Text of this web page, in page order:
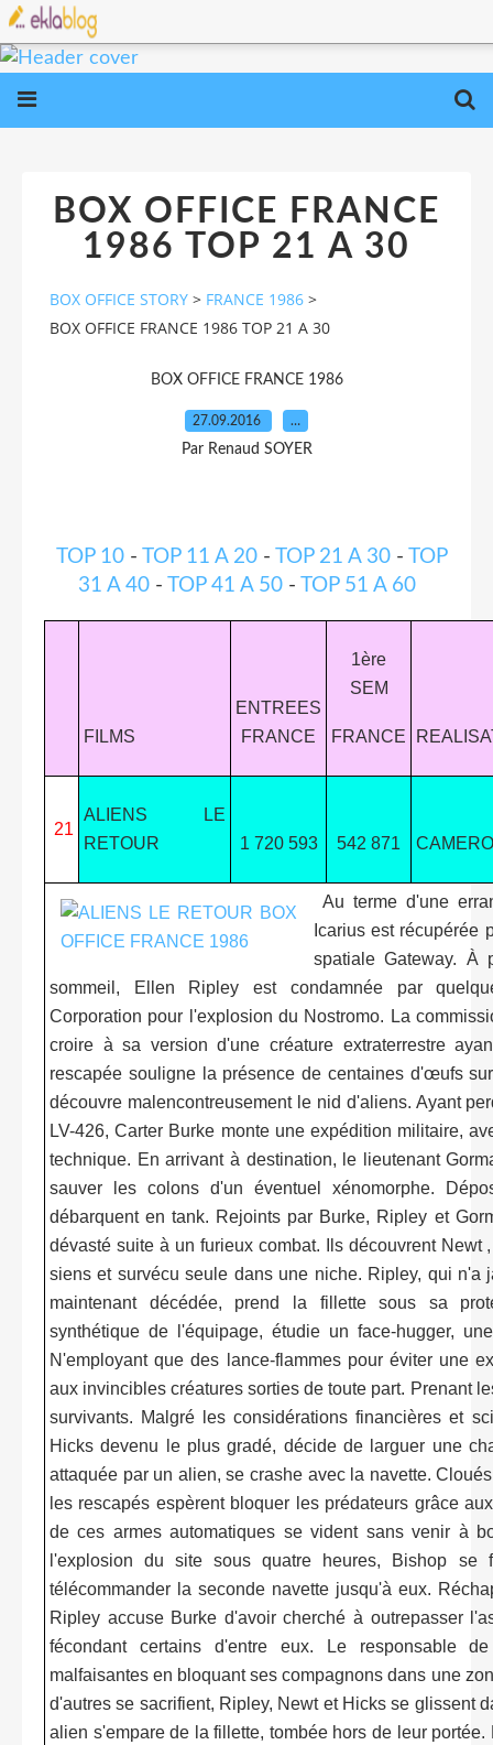
BOX OFFICE FRANCE
1986 TOP 21 A 30
BOX OFFICE STORY > FRANCE 1986 >
BOX OFFICE FRANCE 1986 TOP 21 A 30
BOX OFFICE FRANCE 1986
27.09.2016 …
Par Renaud SOYER
TOP 10- TOP 11 A 20- TOP 21 A 30- TOP
31 A 40- TOP 41 A 50 - TOP 51 A 60
FILMS
ENTREES
FRANCE
1ère
SEM
FRANCE
21
ALIENS LE
RETOUR
1 720 593 542 871
Au terme d'une
Icarius est récupérée
spatiale Gateway. À
sommeil, Ellen Ripley est condamnée par
Corporation pour l'explosion du Nostromo. La
croire à sa version d'une créature extraterrestre
rescapée souligne la présence de centaines d'œufs
découvre malencontreusement le nid d'aliens. Ayant
LV-426, Carter Burke monte une expédition militaire,
technique. En arrivant à destination, le lieutenant
sauver les colons d'un éventuel xénomorphe.
débarquent en tank. Rejoints par Burke, Ripley et
dévasté suite à un furieux combat. Ils découvrent
siens et survécu seule dans une niche. Ripley, qui n'a
maintenant décédée, prend la fillette sous sa
synthétique de l'équipage, étudie un face-hugger,
N'employant que des lance-flammes pour éviter une
aux invincibles créatures sorties de toute part. Prenant
survivants. Malgré les considérations financières et
Hicks devenu le plus gradé, décide de larguer une
attaquée par un alien, se crashe avec la navette.
les rescapés espèrent bloquer les prédateurs grâce
de ces armes automatiques se vident sans venir à
l'explosion du site sous quatre heures, Bishop se
télécommander la seconde navette jusqu'à eux.
Ripley accuse Burke d'avoir cherché à outrepasser
fécondant certains d'entre eux. Le responsable
malfaisantes en bloquant ses compagnons dans une
d'autres se sacrifient, Ripley, Newt et Hicks se glissent
alien s'empare de la fillette, tombée hors de leur